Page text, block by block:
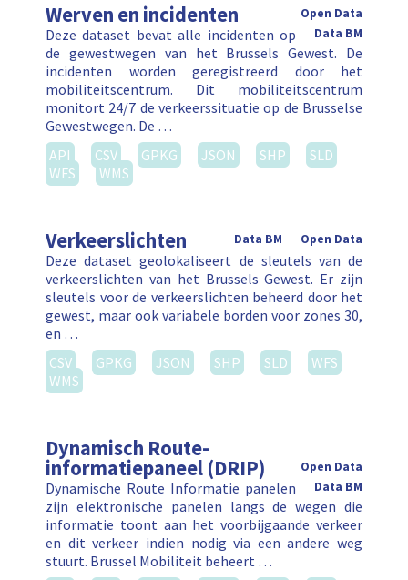
Werven en incidenten
Open Data
Data BM
Deze dataset bevat alle incidenten op
de gewestwegen van het Brussels Gewest. De
incidenten worden geregistreerd door het
mobiliteitscentrum. Dit mobiliteitscentrum
monitort 24/7 de verkeerssituatie op de Brusselse
Gewestwegen. De …
API
CSV GPKG JSON SHP
SLD
WFS
WMS
Verkeerslichten Open Data
Data BM
Deze dataset geolokaliseert de sleutels van de
verkeerslichten van het Brussels Gewest. Er zijn
sleutels voor de verkeerslichten beheerd door het
gewest, maar ook variabele borden voor zones 30,
en …
CSV
GPKG JSON SHP SLD
WFS
WMS
Dynamisch Route-
informatiepaneel (DRIP)
Open Data
Data BM
Dynamische Route Informatie panelen
zijn elektronische panelen langs de wegen die
informatie toont aan het voorbijgaande verkeer
en dit verkeer indien nodig via een andere weg
stuurt. Brussel Mobiliteit beheert …